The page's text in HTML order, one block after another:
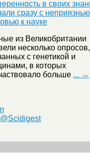
из Великобритании
несколько опросов,
с генетикой и
в которых
больше ... →